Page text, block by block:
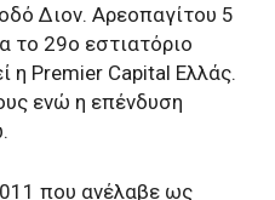
Διον. Αρεοπαγίτου 5
το 29ο εστιατόριο
η Premier Capital Ελλάς.
ενώ η επένδυση
που ανέλαβε ως